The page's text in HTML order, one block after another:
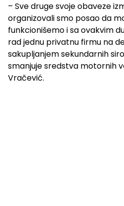
– Sve druge svoje obaveze
organizovali smo posao da
funkcionišemo i sa ovakvim
rad jednu privatnu firmu na
sakupljanjem sekundarnih
smanjuje sredstva motornih
Vračević.